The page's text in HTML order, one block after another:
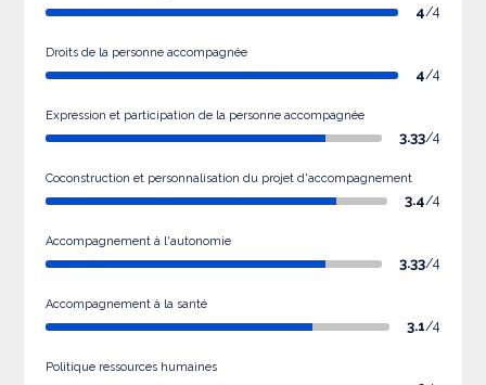
4/4
Droits de la personne accompagnée
4/4
Expression et participation de la personne accompagnée
3.33/4
Coconstruction et personnalisation du projet d'accompagnement
3.4/4
Accompagnement à l'autonomie
3.33/4
Accompagnement à la santé
3.1/4
Politique ressources humaines